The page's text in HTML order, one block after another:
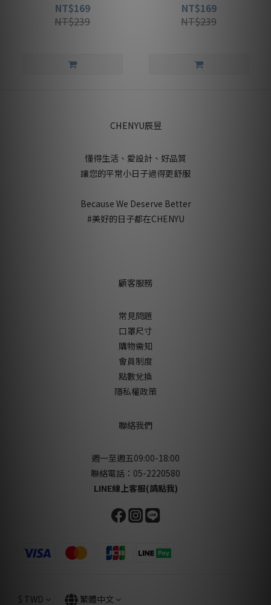
NT$169
NT$239
NT$169
NT$239
CHENYU辰昱
懂得生活、愛設計、好品質
讓您的平常小日子過得更舒服
Because We Deserve Better
#美好的日子都在CHENYU
顧客服務
常見問題
口罩尺寸
購物需知
會員制度
點數兌換
隱私權政策
聯絡我們
週一至週五09:00-18:00
聯絡電話：05-2220580
LINE線上客服(請點我)
$ TWD 繁體中文